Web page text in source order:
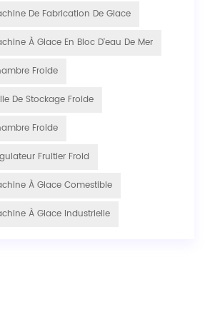
De Fabrication De Glace
À Glace En Bloc D'eau De Mer
Froide
De Stockage Froide
Froide
Fruitier Froid
À Glace Comestible
À Glace Industrielle